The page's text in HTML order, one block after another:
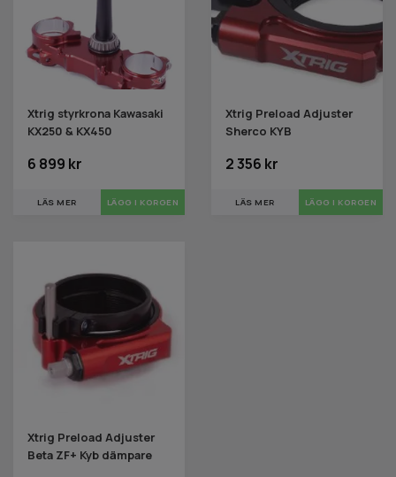
Xtrig styrkrona Kawasaki
KX250 & KX450
6 899 kr
LÄS MER
Xtrig Preload Adjuster
Sherco KYB
2 356 kr
LÄS MER
Xtrig Preload Adjuster
Beta ZF+ Kyb dämpare